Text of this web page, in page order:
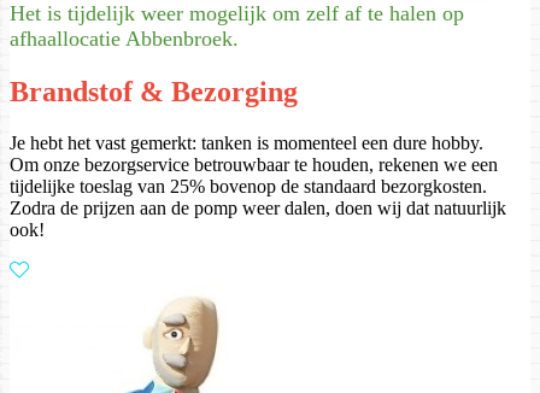
Het is tijdelijk weer mogelijk om zelf af te halen op
afhaallocatie Abbenbroek.
Brandstof & Bezorging
Je hebt het vast gemerkt: tanken is momenteel een dure hobby.
Om onze bezorgservice betrouwbaar te houden, rekenen we een
tijdelijke toeslag van 25% bovenop de standaard bezorgkosten.
Zodra de prijzen aan de pomp weer dalen, doen wij dat natuurlijk
ook!